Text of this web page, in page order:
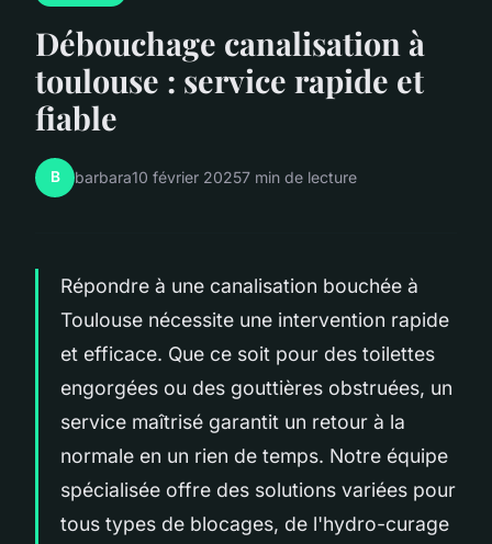
Débouchage canalisation à
toulouse : service rapide et
fiable
B barbara10 février 20257 min de lecture
Répondre à une canalisation bouchée à
Toulouse nécessite une intervention rapide
et efficace. Que ce soit pour des toilettes
engorgées ou des gouttières obstruées, un
service maîtrisé garantit un retour à la
normale en un rien de temps. Notre équipe
spécialisée offre des solutions variées pour
tous types de blocages, de l'hydro-curage